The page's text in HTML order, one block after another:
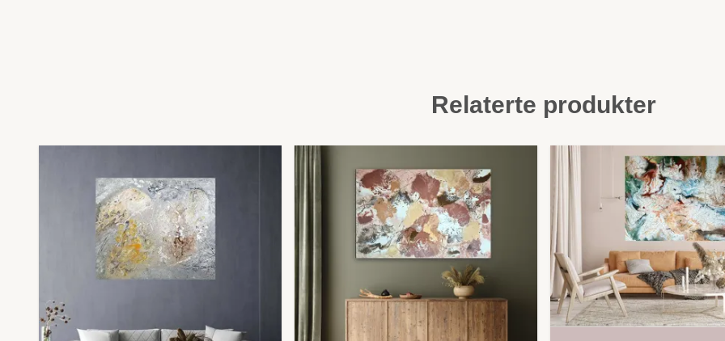
Relaterte produkter